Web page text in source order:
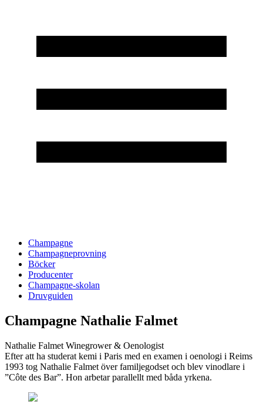
Champagne
Champagneprovning
Böcker
Producenter
Champagne-skolan
Druvguiden
Champagne Nathalie Falmet
Nathalie Falmet Winegrower & Oenologist
Efter att ha studerat kemi i Paris med en examen i oenologi i Reims
1993 tog Nathalie Falmet över familjegodset och blev vinodlare i
”Côte des Bar”. Hon arbetar parallellt med båda yrkena.